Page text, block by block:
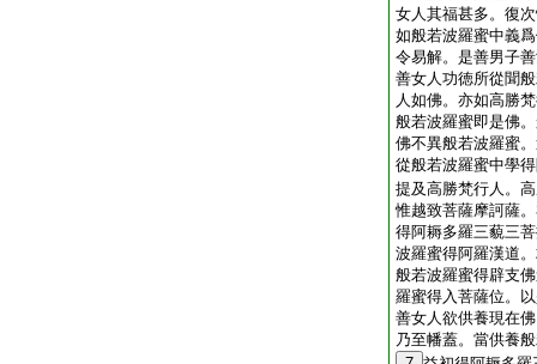
女人其福甚多。復
如般若波羅蜜中義
令易解。是善男子
善女人功徳所從聞
人如佛。亦如高勝
般若波羅蜜即是佛
佛不異般若波羅蜜
從般若波羅蜜中學
提及高勝梵行人。
惟越致菩薩摩訶薩
得阿耨多羅三藐三
波羅蜜得阿羅漢道
般若波羅蜜得辟支
羅蜜得入菩薩位。
善女人欲供養現在
乃至幡蓋。當供養